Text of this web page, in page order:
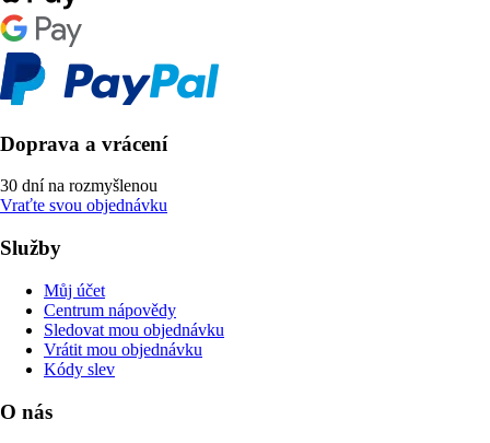
Doprava a vrácení
30 dní na rozmyšlenou
Vraťte svou objednávku
Služby
Můj účet
Centrum nápovědy
Sledovat mou objednávku
Vrátit mou objednávku
Kódy slev
O nás